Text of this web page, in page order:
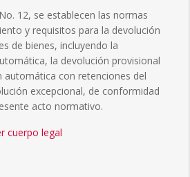
12, se establecen las normas
y requisitos para la devolución
de bienes, incluyendo la
la devolución provisional
automática con retenciones del
excepcional, de conformidad
acto normativo.
cuerpo legal